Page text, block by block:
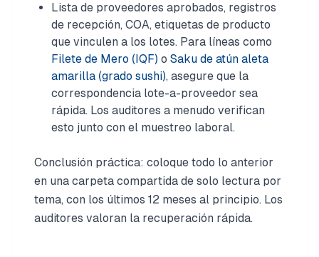
Lista de proveedores aprobados, registros
de recepción, COA, etiquetas de producto
que vinculen a los lotes. Para líneas como
Filete de Mero (IQF) o Saku de atún aleta
amarilla (grado sushi), asegure que la
correspondencia lote-a-proveedor sea
rápida. Los auditores a menudo verifican
esto junto con el muestreo laboral.
Conclusión práctica: coloque todo lo anterior
en una carpeta compartida de solo lectura por
tema, con los últimos 12 meses al principio. Los
auditores valoran la recuperación rápida.